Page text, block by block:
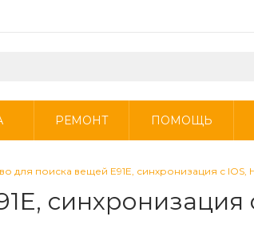
РЕМОНТ ПОМОЩЬ
для поиска вещей E91E, синхронизация с
синхронизация